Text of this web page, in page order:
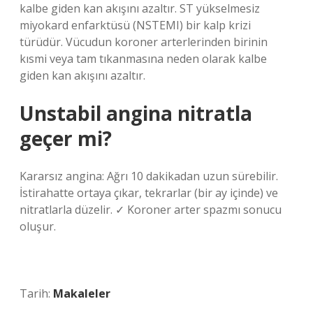
kalbe giden kan akışını azaltır. ST yükselmesiz
miyokard enfarktüsü (NSTEMI) bir kalp krizi
türüdür. Vücudun koroner arterlerinden birinin
kısmi veya tam tıkanmasına neden olarak kalbe
giden kan akışını azaltır.
Unstabil angina nitratla
geçer mi?
Kararsız angina: Ağrı 10 dakikadan uzun sürebilir.
İstirahatte ortaya çıkar, tekrarlar (bir ay içinde) ve
nitratlarla düzelir. ✓ Koroner arter spazmı sonucu
oluşur.
Tarih: Makaleler